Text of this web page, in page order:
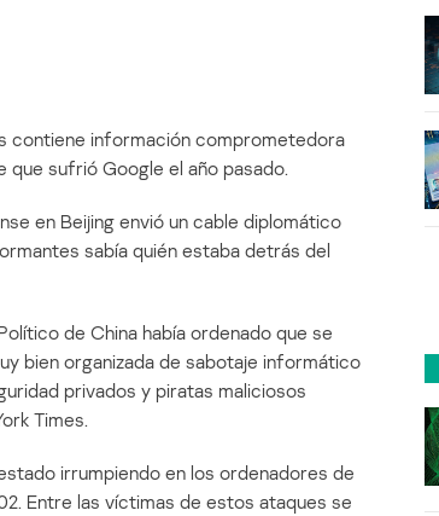
contiene información comprometedora
que sufrió Google el año pasado.
en Beijing envió un cable diplomático
sabía quién estaba detrás del
de China había ordenado que se
bien organizada de sabotaje informático
privados y piratas maliciosos
Times.
irrumpiendo en los ordenadores de
Entre las víctimas de estos ataques se